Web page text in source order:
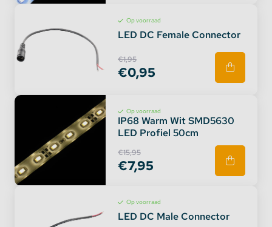
Op voorraad
LED DC Female Connector
€1,95
€0,95
Op voorraad
IP68 Warm Wit SMD5630
LED Profiel 50cm
€15,95
€7,95
Op voorraad
LED DC Male Connector